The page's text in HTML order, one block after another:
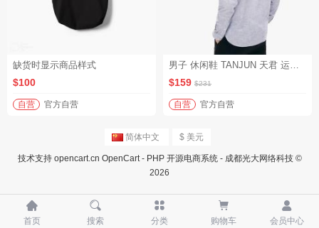
缺货时显示商品样式
$100
自营 官方自营
男子 休闲鞋 TANJUN 天君 运动鞋 812654（特价活动+批量购买）
$159
自营 官方自营
简体中文 $ 美元
技术支持 opencart.cn OpenCart - PHP 开源电商系统 - 成都光大网络科技 ©
2026

首页

搜索

分类

购物车

会员中心